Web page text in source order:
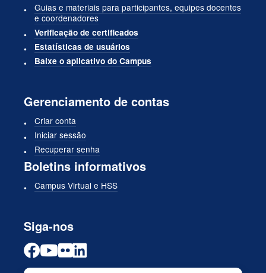
Guias e materiais para participantes, equipes docentes
e coordenadores
Verificação de certificados
Estatísticas de usuários
Baixe o aplicativo do Campus
Gerenciamento de contas
Criar conta
Iniciar sessão
Recuperar senha
Boletins informativos
Campus Virtual e HSS
Siga-nos